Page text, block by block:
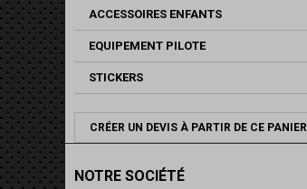
ACCESSOIRES ENFANTS
EQUIPEMENT PILOTE
STICKERS
CRÉER UN DEVIS À PARTIR DE CE PANIER
NOTRE SOCIÉTÉ